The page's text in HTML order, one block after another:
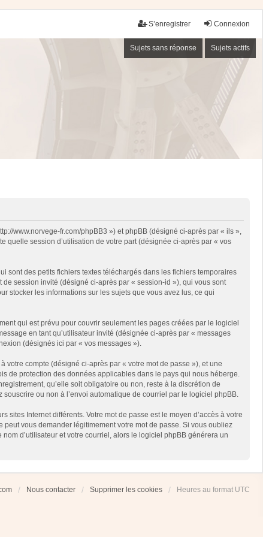
Connexion
S’enregistrer
Sujets sans réponse Sujets actifs
www.norvege-fr.com/phpBB3 ») et phpBB (désigné ci-après par « ils »,
quelle session d’utilisation de votre part (désignée ci-après par « vos
sont des petits fichiers textes téléchargés dans les fichiers temporaires
session invité (désigné ci-après par « session-id »), qui vous sont
stocker les informations sur les sujets que vous avez lus, ce qui
qui est prévu pour couvrir seulement les pages créées par le logiciel
en tant qu’utilisateur invité (désignée ci-après par « messages
(désignés ici par « vos messages »).
compte (désigné ci-après par « votre mot de passe »), et une
de protection des données applicables dans le pays qui nous héberge.
qu’elle soit obligatoire ou non, reste à la discrétion de
ou non à l’envoi automatique de courriel par le logiciel phpBB.
Internet différents. Votre mot de passe est le moyen d’accès à votre
vous demander légitimement votre mot de passe. Si vous oubliez
d’utilisateur et votre courriel, alors le logiciel phpBB générera un
Nous contacter Supprimer les cookies Heures au format UTC